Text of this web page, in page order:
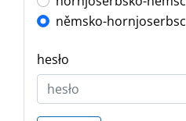
němsko-
hesło